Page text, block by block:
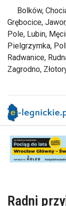
Bolków,
Grębocice,
Pole, Lubin,
Pielgrzymka,
Radwanice,
Zagrodno,
Radni